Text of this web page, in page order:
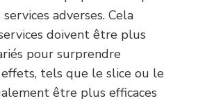
adverses. Cela
doivent être plus
pour surprendre
effets, tels que le slice ou le
être plus efficaces